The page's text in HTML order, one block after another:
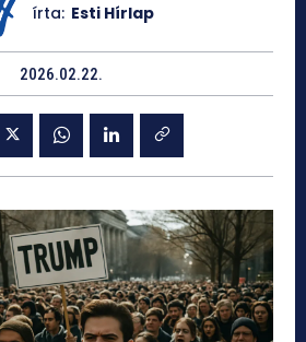
írta: Esti Hírlap
2026.02.22.